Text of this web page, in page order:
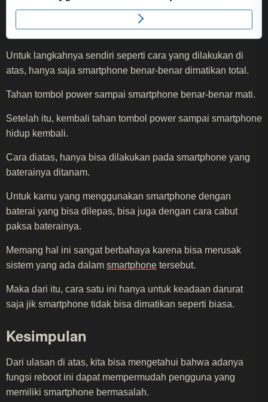
Untuk langkahnya sendiri seperti cara yang dilakukan di
atas, hanya saja smartphone benar-benar dimatikan total.
Tahan tombol power sampai smartphone benar-benar mati.
Setelah itu, kembali tahan tombol power sampai smartphone
hidup kembali.
Cara diatas, hanya bisa dilakukan pada smartphone yang
baterainya ditanam.
Untuk kamu yang menggunakan smartphone dengan
baterai yang bisa dilepas, bisa juga dengan cara cabut
paksa baterainya.
Memang hal ini sangat berbahaya karena bisa merusak
sistem yang ada dalam smartphone tersebut.
Maka dari itu, cara satu ini hanya untuk keadaan darurat
saja jik smartphone tidak bisa dimatikan seperti biasa.
Kesimpulan
Dari ulasan di atas, kita bisa mengetahui bahwa adanya
fungsi reboot ini dapat mempermudah pengguna yang
memiliki smartphone bermasalah.